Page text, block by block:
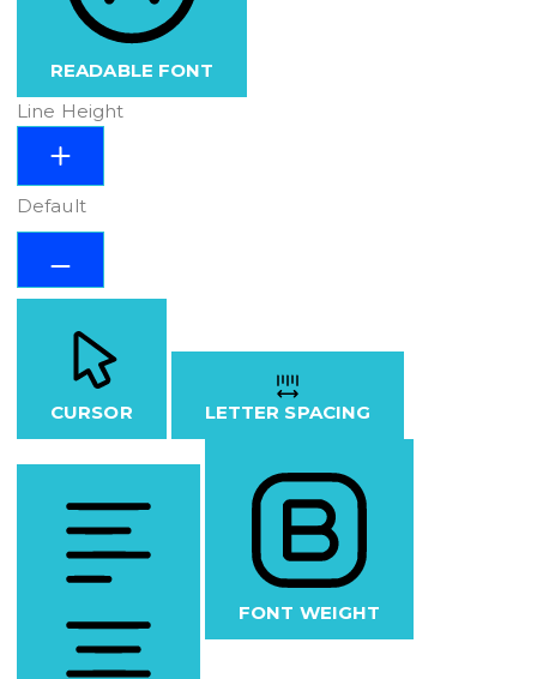
READABLE FONT
Line Height
Default
CURSOR LETTER SPACING
FONT WEIGHT